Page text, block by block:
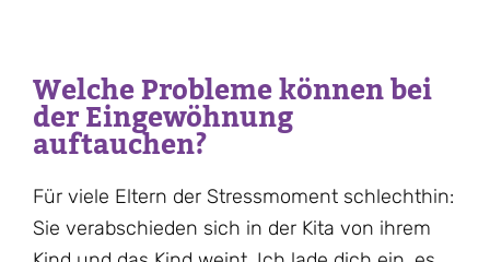
Welche Probleme können bei
der Eingewöhnung
auftauchen?
Für viele Eltern der Stressmoment schlechthin:
Sie verabschieden sich in der Kita von ihrem